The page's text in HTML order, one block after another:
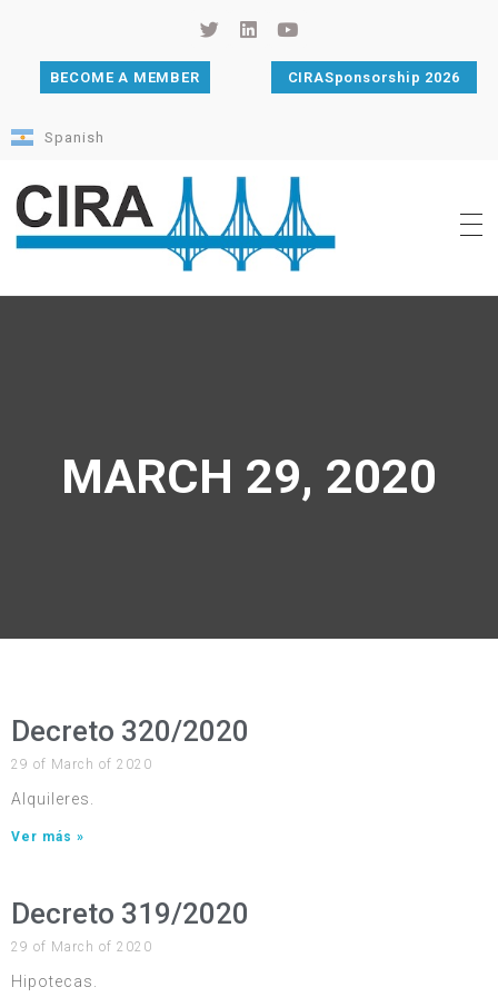
BECOME A MEMBER CIRASponsorship 2026
Spanish
MARCH 29, 2020
Decreto 320/2020
29 of March of 2020
Alquileres.
Ver más »
Decreto 319/2020
29 of March of 2020
Hipotecas.